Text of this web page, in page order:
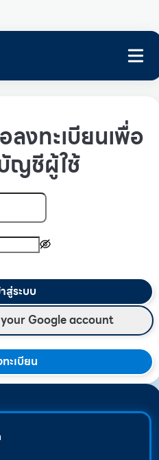
ลงทะเบียนเพื่อ
ญชีผู้ใช้
สู่ระบบ
Google account
ะเบียน